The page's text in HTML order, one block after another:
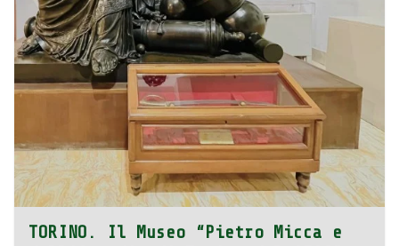
TORINO. Il Museo “Pietro Micca e